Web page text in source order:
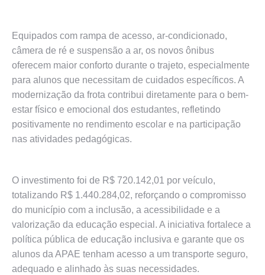
Equipados com rampa de acesso, ar-condicionado,
câmera de ré e suspensão a ar, os novos ônibus
oferecem maior conforto durante o trajeto, especialmente
para alunos que necessitam de cuidados específicos. A
modernização da frota contribui diretamente para o bem-
estar físico e emocional dos estudantes, refletindo
positivamente no rendimento escolar e na participação
nas atividades pedagógicas.
O investimento foi de R$ 720.142,01 por veículo,
totalizando R$ 1.440.284,02, reforçando o compromisso
do município com a inclusão, a acessibilidade e a
valorização da educação especial. A iniciativa fortalece a
política pública de educação inclusiva e garante que os
alunos da APAE tenham acesso a um transporte seguro,
adequado e alinhado às suas necessidades.